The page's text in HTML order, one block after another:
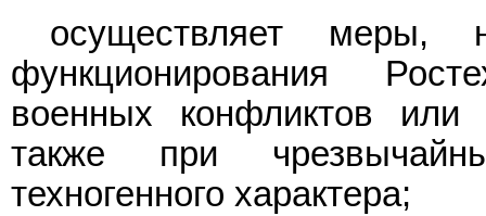
осуществляет меры,
функционирования
военных конфликтов или
также при
техногенного характера;